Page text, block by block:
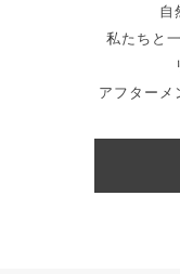
自
私たちと
アフターメ